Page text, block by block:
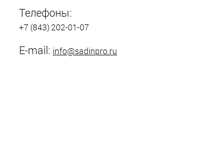
Телефоны:
+7 (843) 202-01-07
E-mail: info@sadinpro.ru